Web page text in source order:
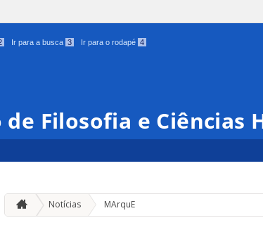
Ir para a busca 3 Ir para o rodapé 4
Filosofia e Ciências
Notícias MArquE